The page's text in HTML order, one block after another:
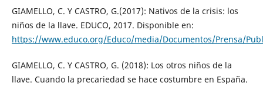
GIAMELLO, C. Y CASTRO, G.(2017): Nativos de la crisis: los
niños de la llave. EDUCO, 2017. Disponible en:
https://www.educo.org/Educo/media/Documentos/Prensa/
GIAMELLO, C. Y CASTRO, G. (2018): Los otros niños de la
llave. Cuando la precariedad se hace costumbre en España.